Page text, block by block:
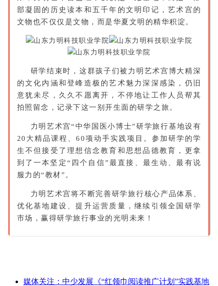
部凝固的历史读本和五千年的文明印记，艺术宫的
文物也不仅仅是文物，而是华夏文明的精华积淀。
研学结束时，这群孩子们被力明艺术宫博大精深
的文化内涵和登峰造极的艺术魅力深深感染，仍旧
意犹未 尽，久久不愿离开，不停地让工作人员帮其
拍照留念，记录下这一别开生面的研学之旅。
力明艺术宫“中华国医小博士”研学旅行基地设有
20大精品课程、60项动手实践项目 。参加研学的学
生不但接受了理想信念教育和思想品德教育，更拿
到了一本坚定“四个自信”最直接、最生动、最有说
服力的“教材”。
力明艺术宫将不断完善研学旅行核心产品体系、
优化基地建设、提升运营质量，继续引领全国研学
市场，赢得研学旅行事业的光明未来！
媒体关注：中少发展《“红领巾阅读推广计划”实践基地